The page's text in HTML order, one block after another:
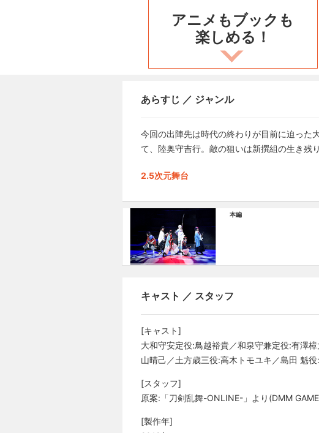
アニメもブックも
楽しめる！
あらすじ ／ ジャンル
今回の出陣先は時代の終わりが目前に迫った
て、陸奥守吉行。敵の狙いは新撰組の生き
2.5次元舞台
本編
キャスト ／ スタッフ
[キャスト]
大和守安定役:鳥越裕貴／和泉守兼定役:有澤
山晴己／土方歳三役:高木トモユキ／島田 魁
[スタッフ]
原案:「刀剣乱舞-ONLINE-」より(DMM
[製作年]